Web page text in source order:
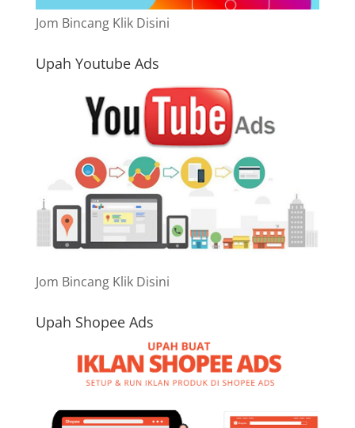
Jom Bincang Klik Disini
Upah Youtube Ads
Jom Bincang Klik Disini
Upah Shopee Ads